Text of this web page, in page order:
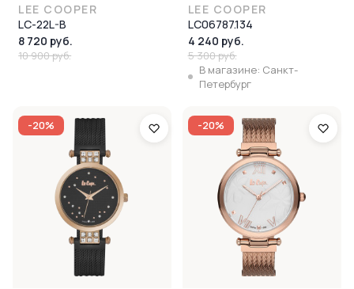
LEE COOPER
LC-22L-B
8 720 руб.
10 900 руб.
LEE COOPER
LC06787.134
4 240 руб.
5 300 руб.
В магазине: Санкт-
Петербург
-20% -20%